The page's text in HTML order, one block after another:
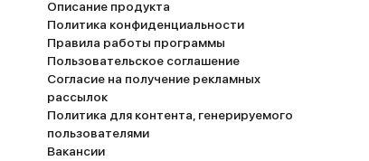
Описание продукта
Политика конфиденциальности
Правила работы программы
Пользовательское соглашение
Согласие на получение рекламных
рассылок
Политика для контента, генерируемого
пользователями
Вакансии